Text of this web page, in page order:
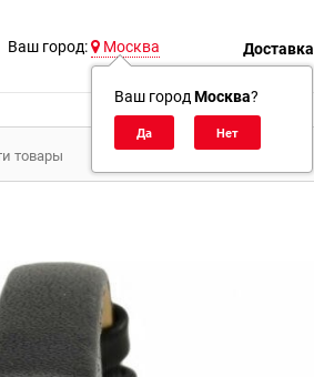
Ваш город: Москва
Ваш город Москва?
Доставка